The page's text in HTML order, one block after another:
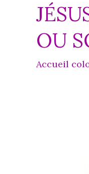
la
Saint
Gabriel
OU
Accueil